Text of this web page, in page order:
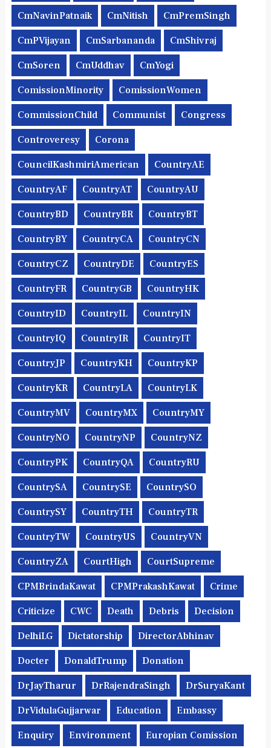
CmNavinPatnaik CmNitish CmPremSingh
CmPVijayan CmSarbananda CmShivraj
CmSoren CmUddhav CmYogi
ComissionMinority ComissionWomen
CommissionChild Communist Congress
Controveresy Corona
CouncilKashmiriAmerican CountryAE
CountryAF CountryAT CountryAU
CountryBD CountryBR CountryBT
CountryBY CountryCA CountryCN
CountryCZ CountryDE CountryES
CountryFR CountryGB CountryHK
CountryID CountryIL CountryIN
CountryIQ CountryIR CountryIT
CountryJP CountryKH CountryKP
CountryKR CountryLA CountryLK
CountryMV CountryMX CountryMY
CountryNO CountryNP CountryNZ
CountryPK CountryQA CountryRU
CountrySA CountrySE CountrySO
CountrySY CountryTH CountryTR
CountryTW CountryUS CountryVN
CountryZA CourtHigh CourtSupreme
CPMBrindaKawat CPMPrakashKawat Crime
Criticize CWC Death Debris Decision
DelhiLG Dictatorship DirectorAbhinav
Docter DonaldTrump Donation
DrJayTharur DrRajendraSingh DrSuryaKant
DrVidulaGujjarwar Education Embassy
Enquiry Environment Europian Comission